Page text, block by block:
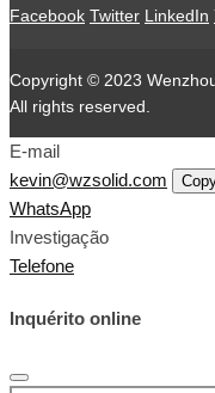
Facebook Twitter LinkedIn
Copyright © 2023
All rights reserved.
E-mail
kevin@wzsolid.com
WhatsApp
Investigação
Telefone
Inquérito online